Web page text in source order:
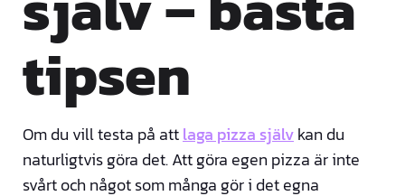
tipsen
Om du vill testa på attlaga pizza självkan du
naturligtvis göra det. Att göra egen pizza är inte
svårt och något som många gör i det egna